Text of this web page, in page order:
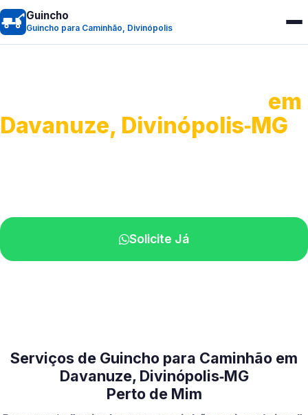
Guincho
Guincho para Caminhão, Divinópolis
em
Davanuze, Divinópolis‑MG
Solicite Já
Serviços de Guincho para Caminhão em
Davanuze, Divinópolis‑MG
Perto de Mim